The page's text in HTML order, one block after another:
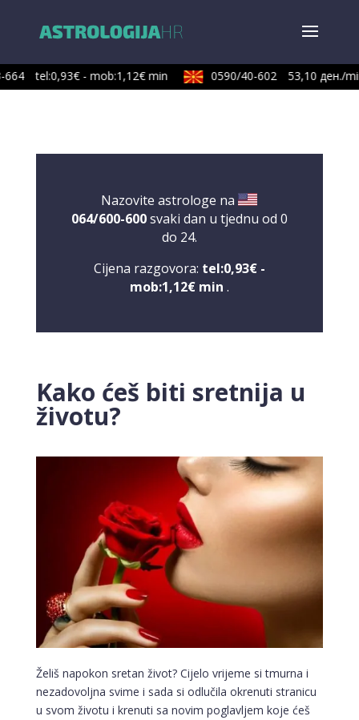
tel:0,93€ - mob:1,12€ min 0590/40-602 53,10 ден./min
Nazovite astrologe na
064/600-600svaki dan u tjednu od 0
do 24.
Cijena razgovora: tel:0,93€ -
mob:1,12€ min .
Kako ćeš biti sretnija u
životu?
Želiš napokon sretan život? Cijelo vrijeme si tmurna i
nezadovoljna svime i sada si odlučila okrenuti stranicu
u svom životu i krenuti sa novim poglavljem koje ćeš